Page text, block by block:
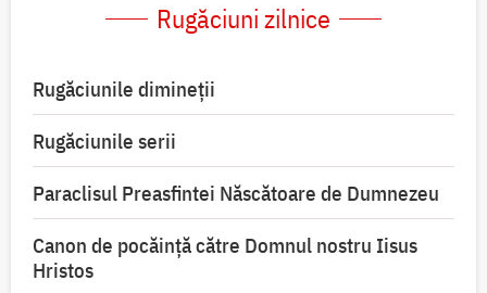
Rugăciuni zilnice
Rugăciunile dimineții
Rugăciunile serii
Paraclisul Preasfintei Născătoare de Dumnezeu
Canon de pocăință către Domnul nostru Iisus
Hristos